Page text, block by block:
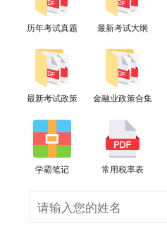
历年考试真题 最新考试大纲
最新考试政策 金融业政策合集
学霸笔记 常用税率表